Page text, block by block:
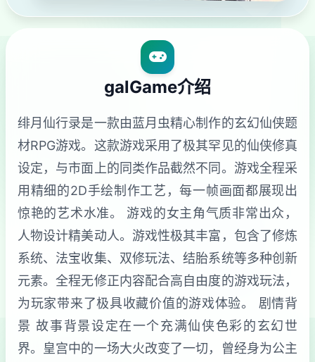
galGame介绍
绯月仙行录是一款由蓝月虫精心制作的玄幻仙侠题
材RPG游戏。这款游戏采用了极其罕见的仙侠修真
设定，与市面上的同类作品截然不同。游戏全程采
用精细的2D手绘制作工艺，每一帧画面都展现出
惊艳的艺术水准。 游戏的女主角气质非常出众，
人物设计精美动人。游戏性极其丰富，包含了修炼
系统、法宝收集、双修玩法、结胎系统等多种创新
元素。全程无修正内容配合高自由度的游戏玩法，
为玩家带来了极具收藏价值的游戏体验。 剧情背
景 故事背景设定在一个充满仙侠色彩的玄幻世
界。皇宫中的一场大火改变了一切，曾经身为公主